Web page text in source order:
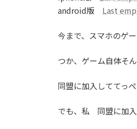
android版 Last
今まで、スマホのゲ
つか、ゲーム自体そ
同盟に加入しててっ
でも、私 同盟に加